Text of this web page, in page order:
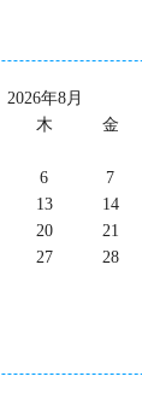
2026年8月
木 金
6 7
13 14
20 21
27 28